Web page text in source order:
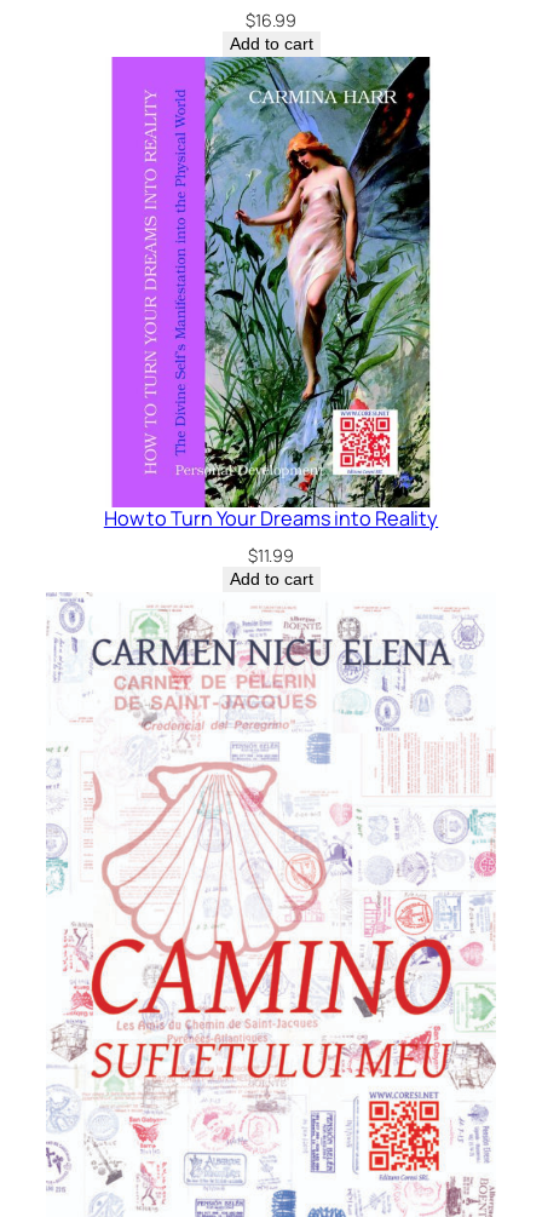
$16.99
Add to cart
How to Turn Your Dreams into Reality
$11.99
Add to cart